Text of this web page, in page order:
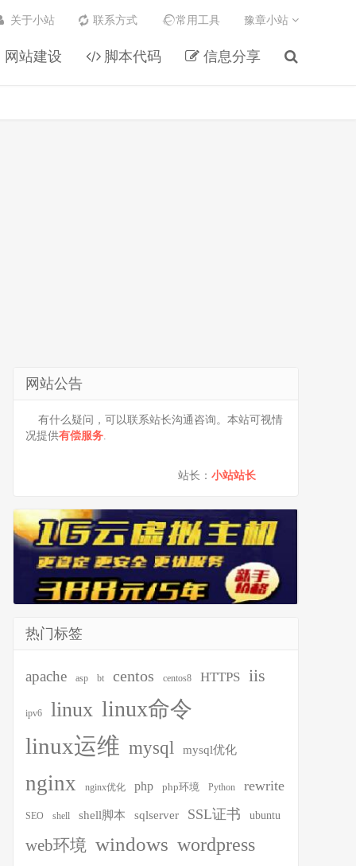
网站建设 脚本代码 信息分享
关于小站 联系方式 常用工具 豫章小站
网站公告
有什么疑问，可以联系站长沟通咨询。本站可视情
况提供有偿服务.
站长： 小站站长
热门标签
apache asp bt centos centos8 HTTPS iis
ipv6 linux linux命令
linux运维 mysql mysql优化
nginx nginx优化 php php环境 Python rewrite
SEO shell shell脚本 sqlserver SSL证书 ubuntu
web环境 windows wordpress